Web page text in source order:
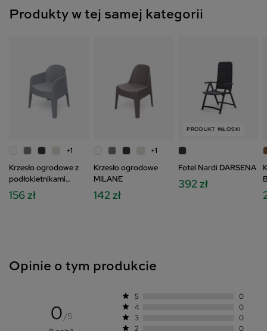
Produkty w tej samej kategorii
+1
Krzesło ogrodowe z
podłokietnikami
MILANE
156 zł
+1
Krzesło ogrodowe
MILANE
142 zł
PRODUKT WŁOSKI
Fotel Nardi DARSENA
392 zł
Opinie o tym produkcie
0/5
star 5 0
star 4 0
star 3 0
star 2 0